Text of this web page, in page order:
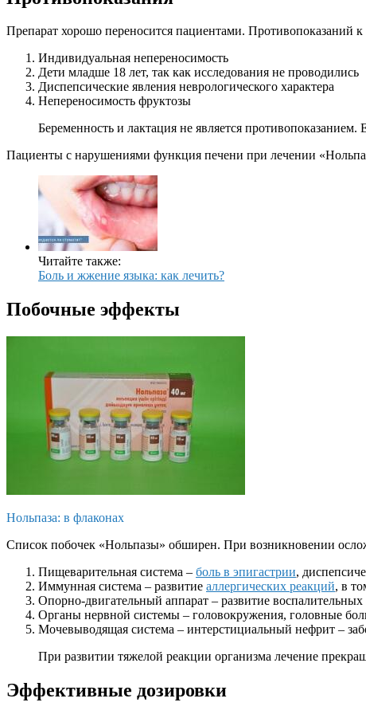
Препарат хорошо переносится пациентами. Противопоказаний
Индивидуальная непереносимость
Дети младше 18 лет, так как исследования не проводились
Диспепсические явления неврологического характера
Непереносимость фруктозы
Беременность и лактация не является
Пациенты с нарушениями функция печени при лечении
Читайте также:
Боль и жжение языка: как лечить?
Побочные эффекты
Нольпаза: в флаконах
Список побочек «Нольпазы» обширен. При возникновении
Пищеварительная система – боль в эпигастрии,
Иммунная система – развитие аллергических реакций, в
Опорно-двигательный аппарат – развитие воспалительных
Органы нервной системы – головокружения, головные
Мочевыводящая система – интерстициальный нефрит –
При развитии тяжелой реакции организма лечение
Эффективные дозировки